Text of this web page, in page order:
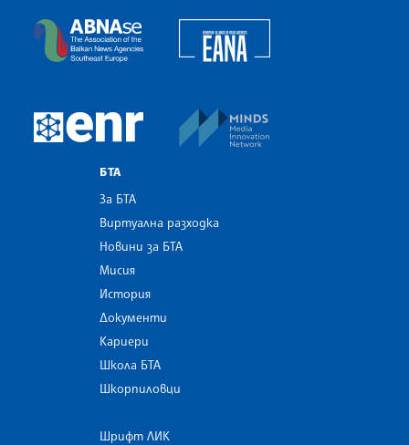
The Assocoation of the Balkan News Agencies
European Newsroom
БТА
За БТА
Виртуална разходка
Новини за БТА
Мисия
История
Документи
Кариери
Школа БТА
Шкорпиловци
Шрифт ЛИК